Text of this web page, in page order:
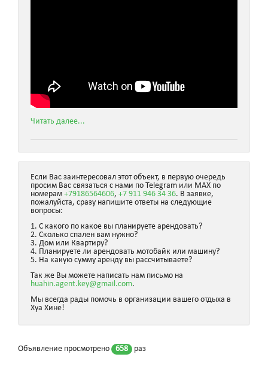
Читать далее...
Если Вас заинтересовал этот объект, в первую очередь
просим Вас связаться с нами по Telegram или MAX по
номерам +79186564606, +7 911 946 34 36. В заявке,
пожалуйста, сразу напишите ответы на следующие
вопросы:
1. С какого по какое вы планируете арендовать?
2. Сколько спален вам нужно?
3. Дом или Квартиру?
4. Планируете ли арендовать мотобайк или машину?
5. На какую сумму аренду вы рассчитываете?
Так же Вы можете написать нам письмо на
huahin.agent.key@gmail.com.
Мы всегда рады помочь в организации вашего отдыха в
Хуа Хине!
Объявление просмотрено 658 раз